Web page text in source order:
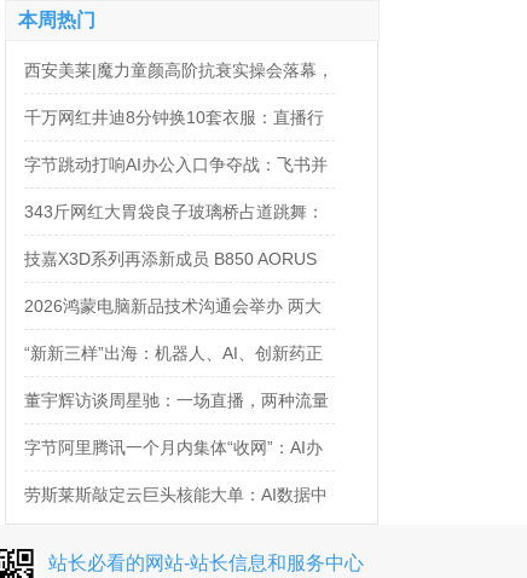
本周热门
西安美莱|魔力童颜高阶抗衰实操会落幕，
解锁自然年轻新姿态
千万网红井迪8分钟换10套衣服：直播行
业的“卷”，已经卷到了新高度
字节跳动打响AI办公入口争夺战：飞书并
入豆包，ToB大调整
343斤网红大胃袋良子玻璃桥占道跳舞：
拿命换流量，值吗？
技嘉X3D系列再添新成员 B850 AORUS
ELITE X3D主板强化性能体验
2026鸿蒙电脑新品技术沟通会举办 两大
PC新品引领未来电脑创新方向
“新新三样”出海：机器人、AI、创新药正
在成为中国出口新名片
董宇辉访谈周星驰：一场直播，两种流量
字节阿里腾讯一个月内集体“收网”：AI办
公入口争夺战正式打响
劳斯莱斯敲定云巨头核能大单：AI数据中
站长必看的网站-站长信息和服务中心